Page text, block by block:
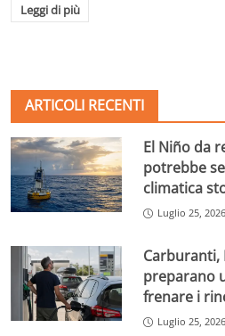
Leggi di più
ARTICOLI RECENTI
El Niño da
potrebbe
climatica
Luglio 25, 2026
Carburanti,
preparano
frenare i
Luglio 25, 2026